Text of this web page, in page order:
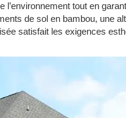
tout en
de sol en bambou, une
satisfait les exigences